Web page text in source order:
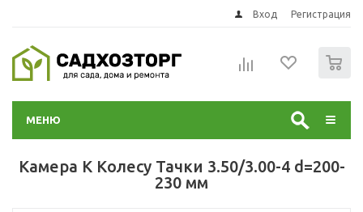
Вход Регистрация
МЕНЮ
Камера К Колесу Тачки 3.50/3.00-4 d=200-
230 мм